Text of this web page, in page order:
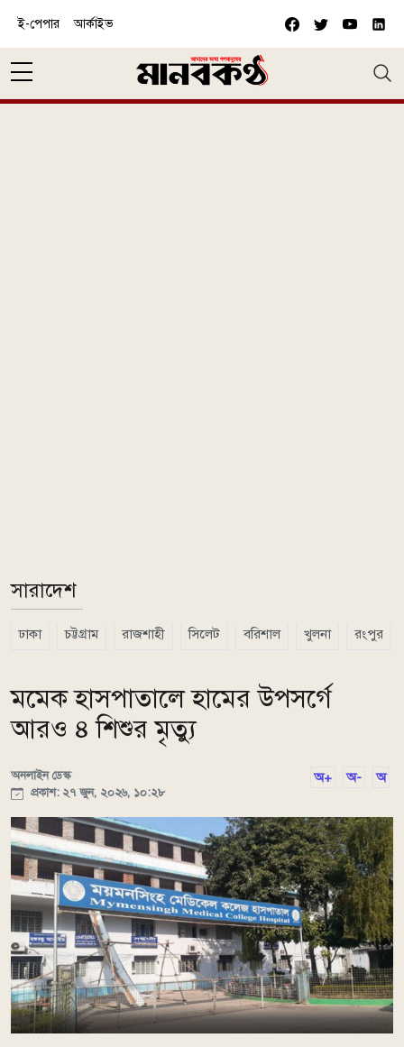
ই-পেপার আর্কাইভ
সারাদেশ
ঢাকা চট্টগ্রাম রাজশাহী সিলেট বরিশাল খুলনা রংপুর
মমেক হাসপাতালে হামের উপসর্গে
আরও ৪ শিশুর মৃত্যু
অনলাইন ডেস্ক
প্রকাশ: ২৭ জুন, ২০২৬, ১০:২৮
অ+ অ- অ